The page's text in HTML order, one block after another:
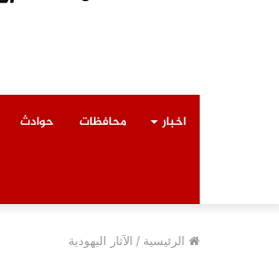
اخبار محافظات حوادث
الرئيسية / الآثار اليهودية